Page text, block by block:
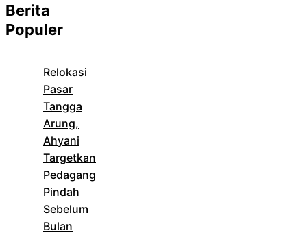
Berita
Populer
Relokasi
Pasar
Tangga
Arung,
Ahyani
Targetkan
Pedagang
Pindah
Sebelum
Bulan